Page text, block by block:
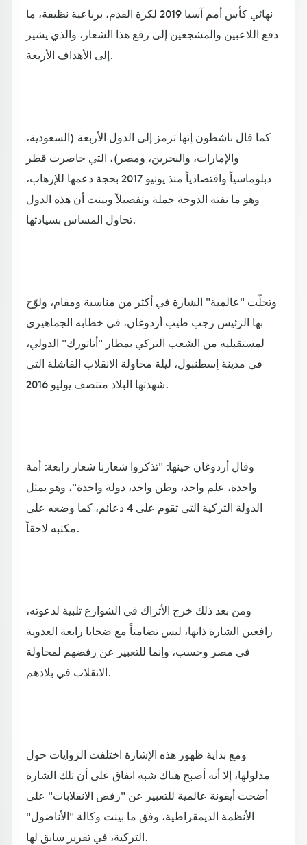
نهائي كأس أمم آسيا 2019 لكرة القدم، برباعية نظيفة، ما
دفع اللاعبين والمشجعين إلى رفع هذا الشعار، والذي يشير
إلى الأهداف الأربعة.
كما قال ناشطون إنها ترمز إلى الدول الأربعة (السعودية،
والإمارات، والبحرين، ومصر)، التي حاصرت قطر
دبلوماسياً واقتصادياً منذ يونيو 2017 بحجة دعمها للإرهاب،
وهو ما نفته الدوحة جملة وتفصيلاً وبينت أن هذه الدول
تحاول المساس بسيادتها.
وتجلّت "عالمية" الشارة في أكثر من مناسبة ومقام، ولوّح
بها الرئيس رجب طيب أردوغان، في خطابه الجماهيري
لمستقبليه من الشعب التركي بمطار "أتاتورك" الدولي،
في مدينة إسطنبول، ليلة محاولة الانقلاب الفاشلة التي
شهدتها البلاد منتصف يوليو 2016.
وقال أردوغان حينها: "تذكروا شعارنا شعار رابعة: أمة
واحدة، علم واحد، وطن واحد، دولة واحدة"، وهو يمثل
الدولة التركية التي تقوم على 4 دعائم، كما وضعه على
مكتبه لاحقاً.
ومن بعد ذلك خرج الأتراك في الشوارع تلبية لدعوته،
رافعين الشارة ذاتها، ليس تضامناً مع ضحايا رابعة العدوية
في مصر وحسب، وإنما للتعبير عن رفضهم لمحاولة
الانقلاب في بلادهم.
ومع بداية ظهور هذه الإشارة اختلفت الروايات حول
مدلولها، إلا أنه أصبح هناك شبه اتفاق على أن تلك الشارة
أضحت أيقونة عالمية للتعبير عن "رفض الانقلابات" على
الأنظمة الديمقراطية، وفق ما بينت وكالة "الأناضول"
التركية، في تقرير سابق لها.